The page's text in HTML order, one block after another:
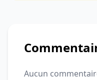
Aucun